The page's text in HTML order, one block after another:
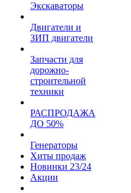
Экскаваторы
Двигатели и
ЗИП двигатели
Запчасти для
дорожно-
строительной
техники
РАСПРОДАЖА
ДО 50%
Генераторы
Хиты продаж
Новинки 23/24
Акции